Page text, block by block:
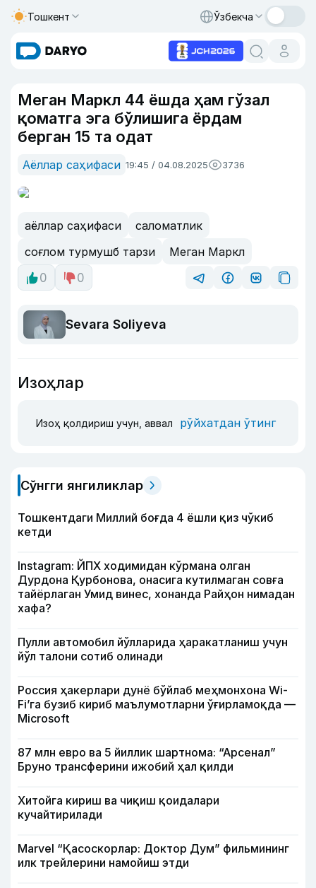
Тошкент Ўзбекча
Меган Маркл 44 ёшда ҳам гўзал
қоматга эга бўлишига ёрдам
берган 15 та одат
Аёллар саҳифаси 19:45 / 04.08.2025 3736
аёллар саҳифаси
саломатлик
соғлом турмушб тарзи
Меган Маркл
0
0
Sevara Soliyeva
Изоҳлар
Изоҳ қолдириш учун, аввал рўйхатдан ўтинг
Сўнгги янгиликлар
Тошкентдаги Миллий боғда 4 ёшли қиз чўкиб
кетди
Instagram: ЙПХ ходимидан кўрмана олган
Дурдона Қурбонова, онасига кутилмаган совға
тайёрлаган Умид винес, хонанда Райҳон нимадан
хафа?
Пулли автомобил йўлларида ҳаракатланиш учун
йўл талони сотиб олинади
Россия ҳакерлари дунё бўйлаб меҳмонхона Wi-
Fi’га бузиб кириб маълумотларни ўғирламоқда —
Microsoft
87 млн евро ва 5 йиллик шартнома: “Арсенал”
Бруно трансферини ижобий ҳал қилди
Хитойга кириш ва чиқиш қоидалари
кучайтирилади
Marvel “Қасоскорлар: Доктор Дум” фильмининг
илк трейлерини намойиш этди